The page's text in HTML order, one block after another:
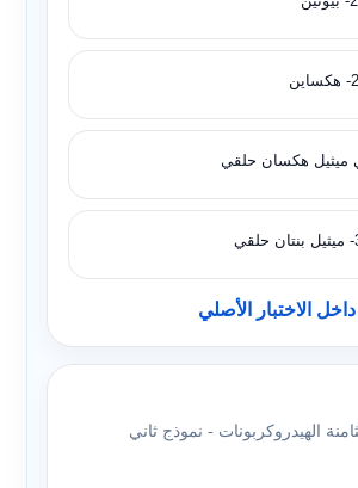
الاختبار الأصلي
الهيدروكربونات - نموذج ثاني